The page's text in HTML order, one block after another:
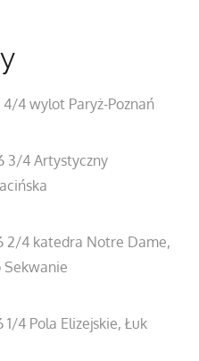
4/4 wylot Paryż-Poznań
3/4 Artystyczny
2/4 katedra Notre Dame,
Sekwanie
4 Pola Elizejskie, Łuk